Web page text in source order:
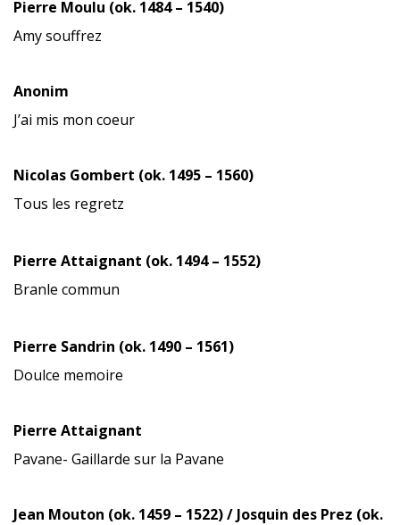
Pierre Moulu (ok. 1484 – 1540)
Amy souffrez
Anonim
J’ai mis mon coeur
Nicolas Gombert (ok. 1495 – 1560)
Tous les regretz
Pierre Attaignant (ok. 1494 – 1552)
Branle commun
Pierre Sandrin (ok. 1490 – 1561)
Doulce memoire
Pierre Attaignant
Pavane- Gaillarde sur la Pavane
Jean Mouton (ok. 1459 – 1522) / Josquin des Prez (ok.